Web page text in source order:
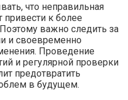
что неправильная
к более
важно следить за
и своевременно
Проведение
и регулярной проверки
предотвратить
в будущем.